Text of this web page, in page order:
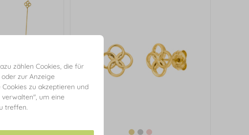
zählen Cookies, die für
zur Anzeige
zu akzeptieren und
um eine
treffen.